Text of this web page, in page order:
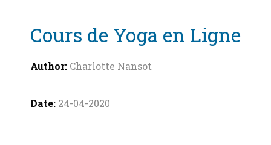
Cours de Yoga en Ligne
Charlotte Nansot
24-04-2020